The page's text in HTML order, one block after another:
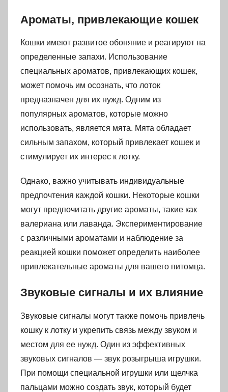
Ароматы, привлекающие кошек
Кошки имеют развитое обоняние и реагируют на
определенные запахи. Использование
специальных ароматов, привлекающих кошек,
может помочь им осознать, что лоток
предназначен для их нужд. Одним из
популярных ароматов, которые можно
использовать, является мята. Мята обладает
сильным запахом, который привлекает кошек и
стимулирует их интерес к лотку.
Однако, важно учитывать индивидуальные
предпочтения каждой кошки. Некоторые кошки
могут предпочитать другие ароматы, такие как
валериана или лаванда. Экспериментирование
с различными ароматами и наблюдение за
реакцией кошки поможет определить наиболее
привлекательные ароматы для вашего питомца.
Звуковые сигналы и их влияние
Звуковые сигналы могут также помочь привлечь
кошку к лотку и укрепить связь между звуком и
местом для ее нужд. Один из эффективных
звуковых сигналов — звук розыгрыша игрушки.
При помощи специальной игрушки или щелчка
пальцами можно создать звук, который будет